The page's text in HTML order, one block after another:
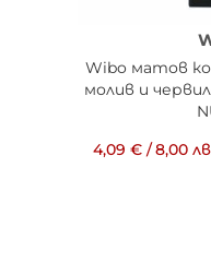
Wibo матов
молив и
4,09 € /8,00